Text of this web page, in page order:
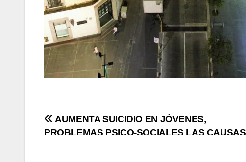
Navegación
AUMENTA SUICIDIO EN JÓVENES,
PROBLEMAS PSICO-SOCIALES LAS CAUSAS